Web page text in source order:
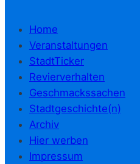
Home
Veranstaltungen
StadtTicker
Revierverhalten
Geschmackssachen
Stadtgeschichte(n)
Archiv
Hier werben
Impressum